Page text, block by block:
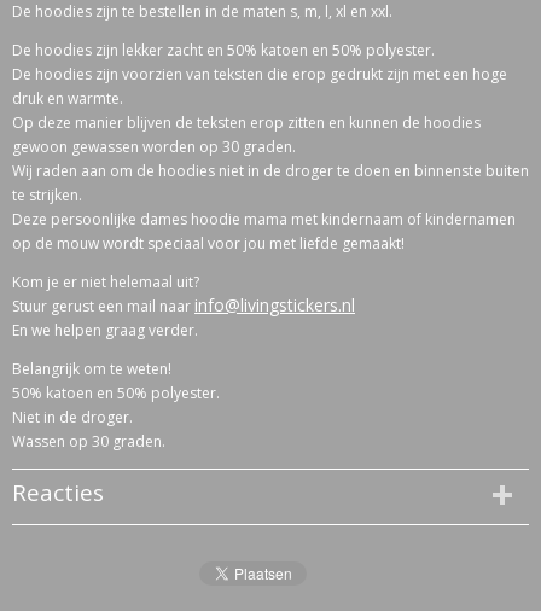
De hoodies zijn te bestellen in de maten s, m, l, xl en xxl.
De hoodies zijn lekker zacht en 50% katoen en 50% polyester.
De hoodies zijn voorzien van teksten die erop gedrukt zijn met een hoge
druk en warmte.
Op deze manier blijven de teksten erop zitten en kunnen de hoodies
gewoon gewassen worden op 30 graden.
Wij raden aan om de hoodies niet in de droger te doen en binnenste buiten
te strijken.
Deze persoonlijke dames hoodie mama met kindernaam of kindernamen
op de mouw wordt speciaal voor jou met liefde gemaakt!
Kom je er niet helemaal uit?
Stuur gerust een mail naar info@livingstickers.nl
En we helpen graag verder.
Belangrijk om te weten!
50% katoen en 50% polyester.
Niet in de droger.
Wassen op 30 graden.
Reacties